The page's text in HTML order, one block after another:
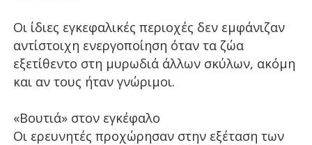
Οι ίδιες εγκεφαλικές περιοχές δεν εμφάνιζαν
αντίστοιχη ενεργοποίηση όταν τα ζώα
εξετίθεντο στη μυρωδιά άλλων σκύλων, ακόμη
και αν τους ήταν γνώριμοι.
«Βουτιά» στον εγκέφαλο
Οι ερευνητές προχώρησαν στην εξέταση των